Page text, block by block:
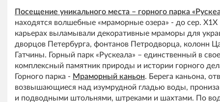
Посещение уникального места – горного парка
находятся волшебные «мраморные озера» - до сер. Х1Х
карьерах выламывали декоративные мраморы для
дворцов Петербурга, фонтанов Петродворца, колонн
Гатчины. Горный парк «Рускеала» – единственный в
комплексный памятник природы и истории горного
Горного парка - Мраморный каньон. Берега каньона,
возвышающиеся над изумрудной гладью воды,
и подводными штольнями, штреками и шахтами. По